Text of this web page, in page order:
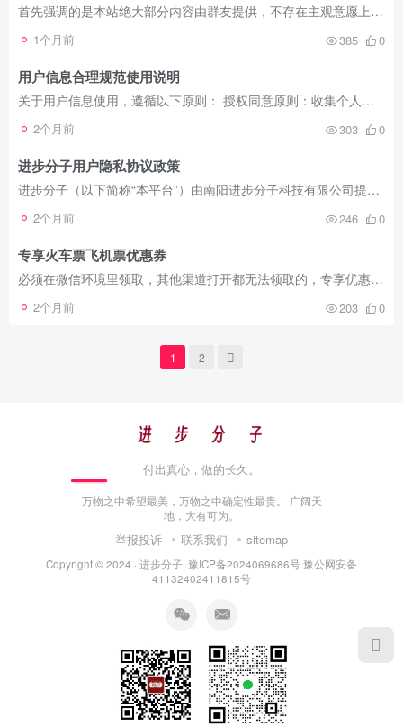
首先强调的是本站绝大部分内容由群友提供，不存在主观意愿上的虚假，但是不排除存在一定的概率信息更新不及时产生的信息错误，由于无法也不能完成信息真实性验证，所以需要自主辨别。 对于无法...
1个月前 385 0
用户信息合理规范使用说明
关于用户信息使用，遵循以下原则： 授权同意原则：收集个人信息应向个人信息主体告知收集、使用个人信息的目的、方式和范围等规则，并获得个人信息主体的授权同意。自主选择原则：当产品或服务...
2个月前 303 0
进步分子用户隐私协议政策
进步分子（以下简称“本平台”）由南阳进步分子科技有限公司提供服务，本平台十分重视用户的隐私。您在使用我们的服务时，我们会收集和使用您的相关个人信息及用户信息（以下统称为“信息”）。...
2个月前 246 0
专享火车票飞机票优惠券
必须在微信环境里领取，其他渠道打开都无法领取的，专享优惠券，每15天可以领取一次，本轮申请到的有效期到2024.12.31日，如果到期不能领取，可以联系群主再去申请。 先领券，再下单，多少是能...
2个月前 203 0
1 2
付出真心，做的长久。
万物之中希望最美，万物之中确定性最贵。 广阔天
地，大有可为。
举报投诉 联系我们 sitemap
Copyright © 2024 · 进步分子 豫ICP备2024069686号 豫公网安备
41132402411815号